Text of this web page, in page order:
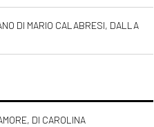
DI MARIO CALABRESI, DALLA
DI CAROLINA